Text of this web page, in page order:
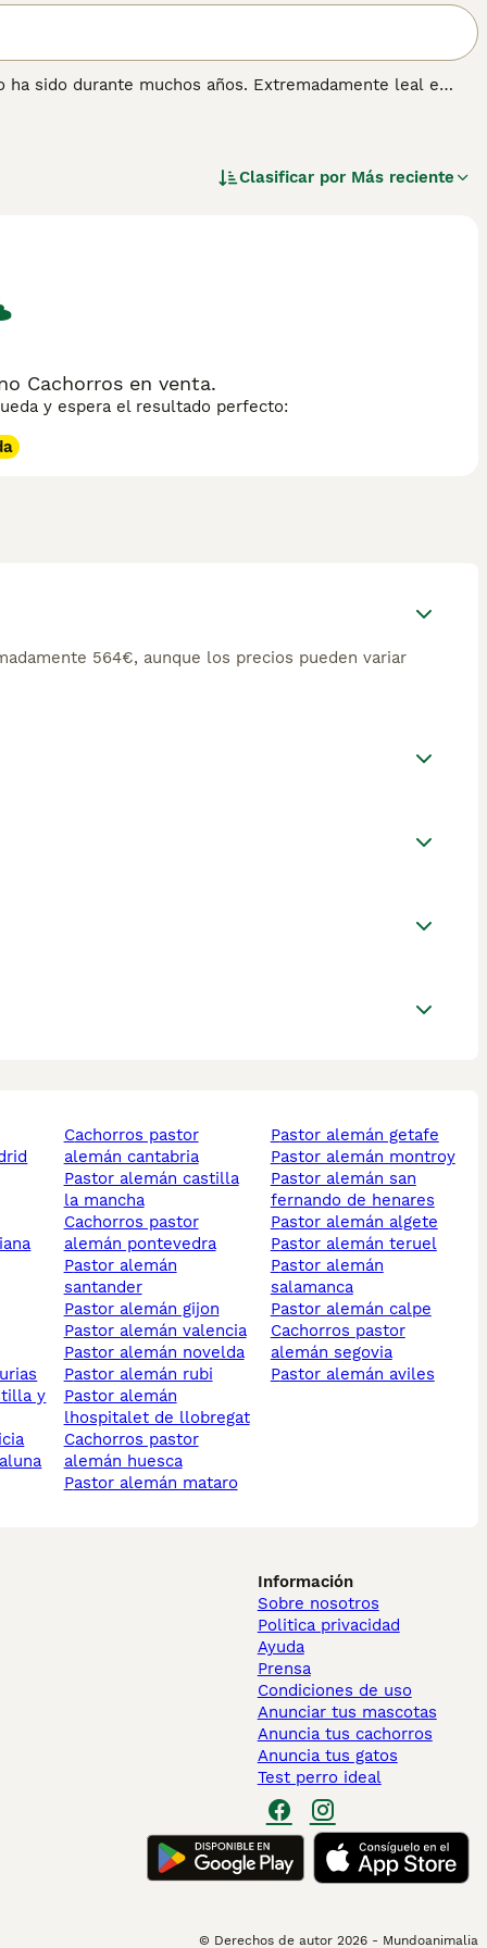
sido durante muchos años. Extremadamente leal e
confiabilidad y excepcionales habilidades de
Clasificar por Más reciente
Cachorros en venta.
y espera el resultado perfecto:
564€, aunque los precios pueden variar
cachorros pastor
alemán cantabria
pastor alemán castilla
la mancha
cachorros pastor
alemán pontevedra
pastor alemán
santander
pastor alemán gijon
pastor alemán valencia
pastor alemán novelda
pastor alemán rubi
pastor alemán
lhospitalet de llobregat
cachorros pastor
alemán huesca
pastor alemán mataro
pastor alemán getafe
pastor alemán montroy
pastor alemán san
fernando de henares
pastor alemán algete
pastor alemán teruel
pastor alemán
salamanca
pastor alemán calpe
cachorros pastor
alemán segovia
pastor alemán aviles
Información
Sobre nosotros
Politica privacidad
Ayuda
Prensa
Condiciones de uso
Anunciar tus mascotas
Anuncia tus cachorros
Anuncia tus gatos
Test perro ideal
© Derechos de autor 2026 - Mundoanimalia